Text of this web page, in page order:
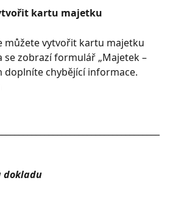
kartu majetku
můžete vytvořit kartu majetku
zobrazí formulář „Majetek –
doplníte chybějící informace.
dokladu